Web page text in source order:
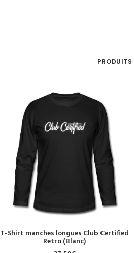
PRODUITS
CHOIX DES OPTIONS
T-Shirt manches longues Club Certified
Retro (Blanc)